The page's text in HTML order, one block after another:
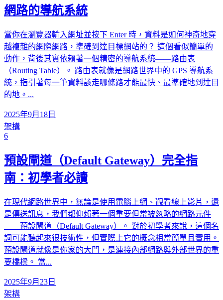
網路的導航系統
當你在瀏覽器輸入網址並按下 Enter 時，資料是如何神奇地穿
越複雜的網際網路，準確到達目標網站的？ 這個看似簡單的
動作，背後其實依賴著一個精密的導航系統——路由表
（Routing Table）。 路由表就像是網路世界中的 GPS 導航系
統，指引著每一筆資料該走哪條路才能最快、最準確地到達目
的地。...
2025年9月18日
架構
6
預設閘道（Default Gateway）完全指
南：初學者必讀
在現代網路世界中，無論是使用電腦上網、觀看線上影片，還
是傳送訊息，我們都仰賴著一個重要但常被忽略的網路元件
——預設閘道（Default Gateway）。 對於初學者來說，這個名
詞可能聽起來很技術性，但實際上它的概念相當簡單且實用。
預設閘道就像是你家的大門，是連接內部網路與外部世界的重
要橋樑。 當...
2025年9月23日
架構